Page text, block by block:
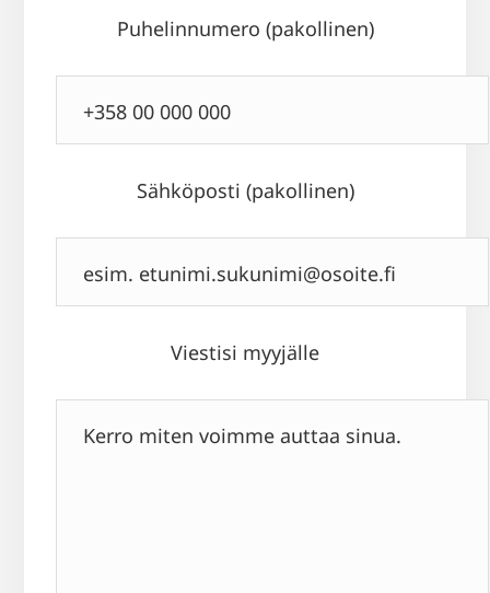
Puhelinnumero (pakollinen)
Sähköposti (pakollinen)
Viestisi myyjälle